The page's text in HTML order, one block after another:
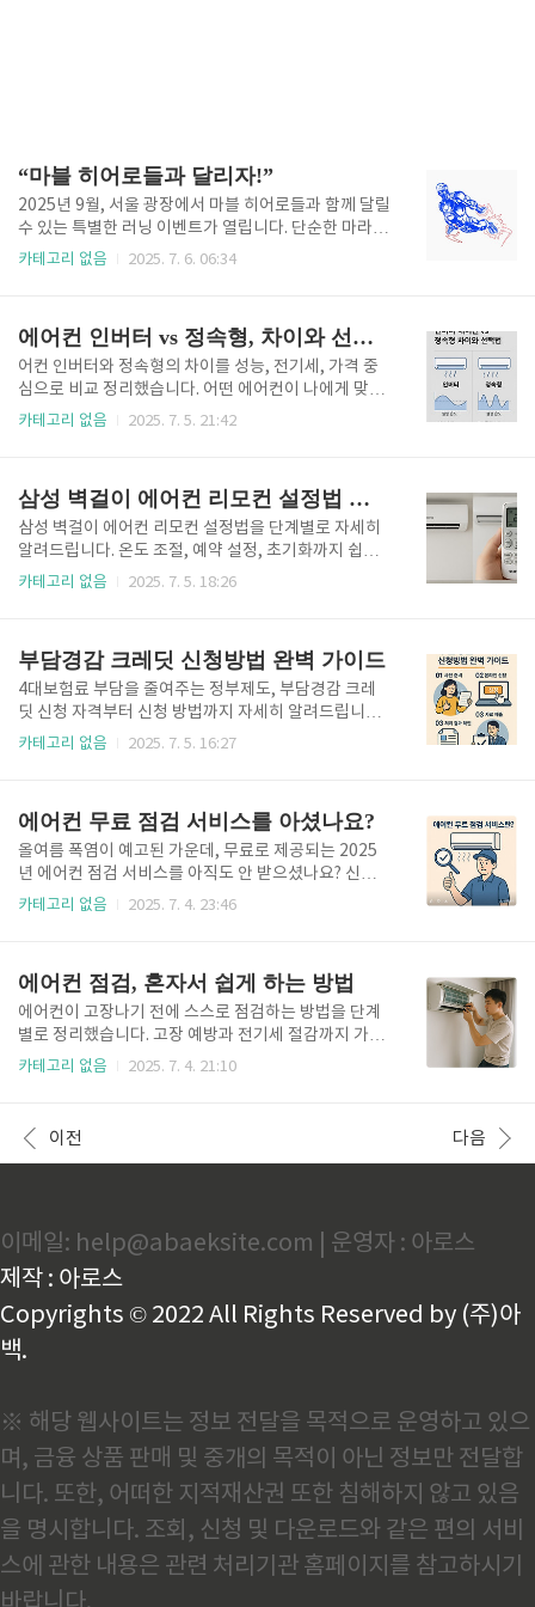
“마블 히어로들과 달리자!”
2025년 9월, 서울 광장에서 마블 히어로들과 함께 달릴
수 있는 특별한 러닝 이벤트가 열립니다. 단순한 마라톤
을 넘어서 엔터테인먼트와 스포츠가 결합된 ‘마블런 서
25란? 마블런 서울 2025는 마블 코믹스의 히어로들을
테마로 한 대규모 러닝 이벤트입니다. 2025년 9월 14
일(일요일) 오전 8시, 서울광장에서 개최되며 하프코스
와 10K 코스로 나뉘어 진행됩니다. 단순한 달리기를 넘
어 코스 전반에 마블 세계관을 체험할 수 있는 콘텐츠가
카테고리 없음 2025. 7. 6. 06:34
에어컨 인버터 vs 정속형, 차이와 선택법
어컨 인버터와 정속형의 차이를 성능, 전기세, 가격 중
심으로 비교 정리했습니다. 어떤 에어컨이 나에게 맞는
지 지금 확인해보세요!에어컨 인버터 vs 정속형, 무엇
다.1. 인버터 vs 정속형 개념 정리구분설명인버터형냉
방 온도에 따라 실외기 속도 자동 조절정속형온도 도달
시 실외기 껐다 켜는 방식 2. 전기세 비교구분월 평균 전
기세 (6평 기준)인버터형15,000 ~ 20,000원정속형2
0,000 ~ 27,000원 전기요금 비교 지금 확인하기👆 3.
우 좋..
카테고리 없음 2025. 7. 5. 21:42
삼성 벽걸이 에어컨 리모컨 설정법 완전 정리
삼성 벽걸이 에어컨 리모컨 설정법을 단계별로 자세히
알려드립니다. 온도 조절, 예약 설정, 초기화까지 쉽게
따라하세요! 빠르게 확인하시려면 아래 버튼을 눌러주
잘못되면 냉방이 되지 않거나 기능이 제대로 작동하지
않는 경우가 생깁니다.특히 중고 설치, 리모컨 교체, 정
전 후 초기화 등으로 인해 리모컨 설정을 다시 해야 하
는 상황이 자주 발생하죠.이 글에서는 삼성 벽걸이 에어
컨 리모컨 설정법을초보자도 따라할 수 있게 단계별로
며, 주요 유형은 ..
카테고리 없음 2025. 7. 5. 18:26
부담경감 크레딧 신청방법 완벽 가이드
4대보험료 부담을 줄여주는 정부제도, 부담경감 크레
딧 신청 자격부터 신청 방법까지 자세히 알려드립니다.
빠르게 신청하시려면 아래 버튼에서 확인하세요. 지금
대하는 목적을 갖고 있습니다.2. 신청 대상 대상 구분조
건소상공인/자영업자연매출 8억원 이하, 5인 미만 사
업장청년 창업자만 39세 이하, 창업 3년 이내저소득 근
로자월 소득 250만원 이하폐업자 재창업자1년 이내 재
창업자3. 지원 내용고용보험 경감: 보험료의 30~60%
법공인인증..
카테고리 없음 2025. 7. 5. 16:27
에어컨 무료 점검 서비스를 아셨나요?
올여름 폭염이 예고된 가운데, 무료로 제공되는 2025
년 에어컨 점검 서비스를 아직도 안 받으셨나요? 신청
시기를 놓치면 비용이 발생할 수 있다는 사실, 알고 계
어컨 사전 점검 서비스’는 필수가 되고 있습니다. 자가
점검 방법부터 신청 꿀팁까지 모두 정리해드릴게요.에
어컨 무료 점검 서비스란? 에어컨 무료 점검 서비스는
여름철 폭염을 대비하여, 삼성전자, LG전자, 캐리어 등
주요 브랜드가 제공하는 사전 점검 서비스입니다. 출장
상 수리 또는 부품 교체 비용이 발생합니다.브랜드별 신
청 방법 및..
카테고리 없음 2025. 7. 4. 23:46
에어컨 점검, 혼자서 쉽게 하는 방법
에어컨이 고장나기 전에 스스로 점검하는 방법을 단계
별로 정리했습니다. 고장 예방과 전기세 절감까지 가능
한 에어컨 점검 방법, 지금 확인해보세요.1. 왜 에어컨
다. 점검을 게을리하면 냉방 성능 저하, 전기요금 증가,
소음, 곰팡이, 고장 등의 문제가 발생할 수 있습니다.2.
1: 전원 상태 및 리모컨 확인전원 코드와 차단기 상태 확
인, 리모컨 배터리 교체로 간단한 문제부터 해결할 수
있습니다.STEP 2: 에어컨 필터 점검 ..
카테고리 없음 2025. 7. 4. 21:10
이전 다음
이메일: help@abaeksite.com | 운영자 : 아로스
제작 : 아로스
Copyrights © 2022 All Rights Reserved by (주)아
백.
※ 해당 웹사이트는 정보 전달을 목적으로 운영하고 있으
며, 금융 상품 판매 및 중개의 목적이 아닌 정보만 전달합
니다. 또한, 어떠한 지적재산권 또한 침해하지 않고 있음
을 명시합니다. 조회, 신청 및 다운로드와 같은 편의 서비
스에 관한 내용은 관련 처리기관 홈페이지를 참고하시기